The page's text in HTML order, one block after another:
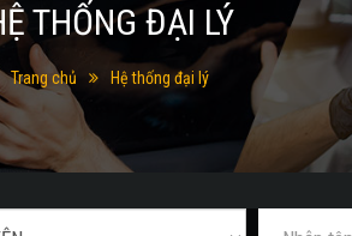
THỐNG ĐẠI LÝ
Trang chủ Hệ thống đại lý